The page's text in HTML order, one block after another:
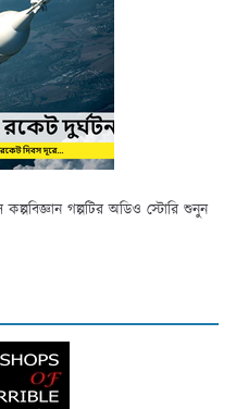
কল্পবিজ্ঞান গল্পটির অডিও স্টোরি শুনুন